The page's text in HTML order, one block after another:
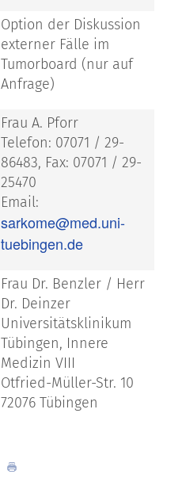
Option der Diskussion
externer Fälle im
Tumorboard (nur auf
Anfrage)
Frau A. Pforr
Telefon: 07071 / 29-
86483, Fax: 07071 / 29-
25470
Email:
sarkome@med.uni-
tuebingen.de
Frau Dr. Benzler / Herr
Dr. Deinzer
Universitätsklinikum
Tübingen, Innere
Medizin VIII
Otfried-Müller-Str. 10
72076 Tübingen